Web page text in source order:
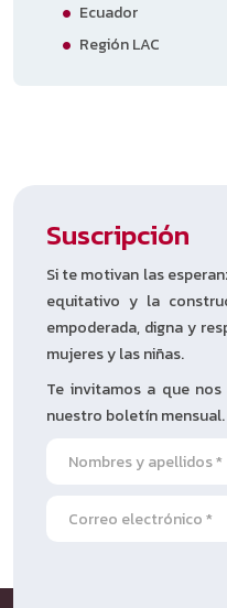
Ecuador
Región LAC
Suscripción
Si te motivan las
equitativo y la
empoderada, digna y
mujeres y las niñas.
Te invitamos a que
nuestro boletín mensual.